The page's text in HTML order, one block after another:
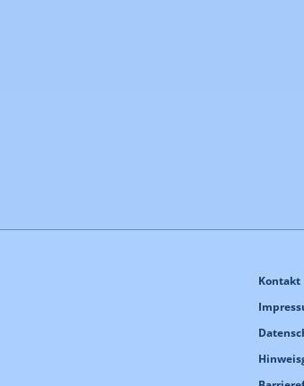
Kontakt